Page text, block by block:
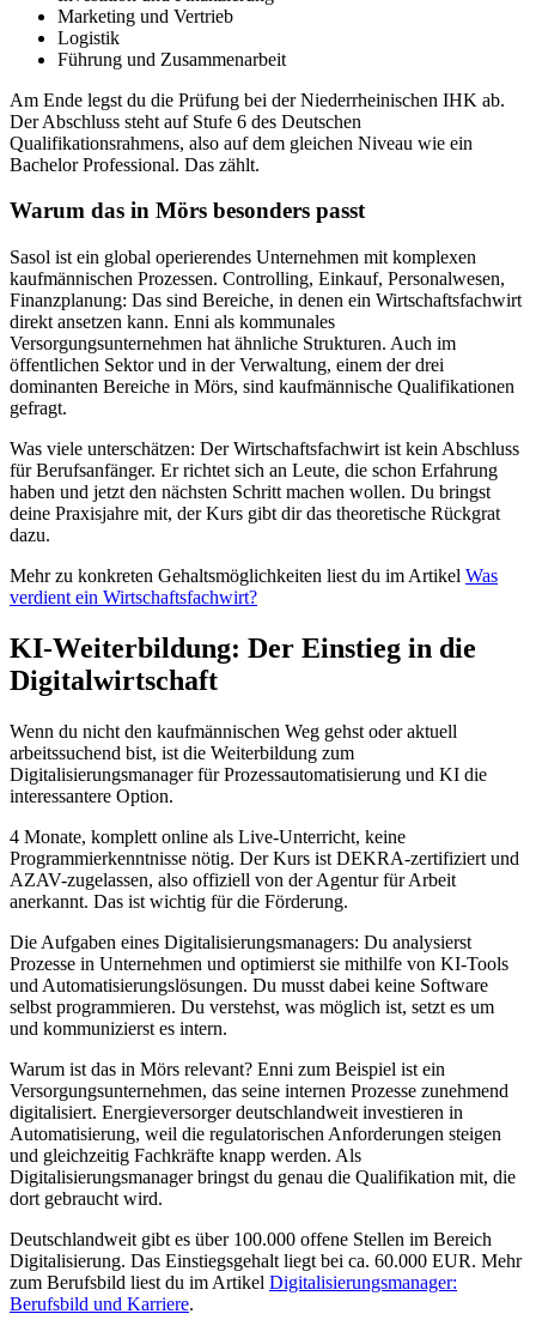
Marketing und Vertrieb
Logistik
Führung und Zusammenarbeit
Am Ende legst du die Prüfung bei der Niederrheinischen IHK ab.
Der Abschluss steht auf Stufe 6 des Deutschen
Qualifikationsrahmens, also auf dem gleichen Niveau wie ein
Bachelor Professional. Das zählt.
Warum das in Mörs besonders passt
Sasol ist ein global operierendes Unternehmen mit komplexen
kaufmännischen Prozessen. Controlling, Einkauf, Personalwesen,
Finanzplanung: Das sind Bereiche, in denen ein Wirtschaftsfachwirt
direkt ansetzen kann. Enni als kommunales
Versorgungsunternehmen hat ähnliche Strukturen. Auch im
öffentlichen Sektor und in der Verwaltung, einem der drei
dominanten Bereiche in Mörs, sind kaufmännische Qualifikationen
gefragt.
Was viele unterschätzen: Der Wirtschaftsfachwirt ist kein Abschluss
für Berufsanfänger. Er richtet sich an Leute, die schon Erfahrung
haben und jetzt den nächsten Schritt machen wollen. Du bringst
deine Praxisjahre mit, der Kurs gibt dir das theoretische Rückgrat
dazu.
Mehr zu konkreten Gehaltsmöglichkeiten liest du im Artikel Was
verdient ein Wirtschaftsfachwirt?
KI-Weiterbildung: Der Einstieg in die
Digitalwirtschaft
Wenn du nicht den kaufmännischen Weg gehst oder aktuell
arbeitssuchend bist, ist die Weiterbildung zum
Digitalisierungsmanager für Prozessautomatisierung und KI die
interessantere Option.
4 Monate, komplett online als Live-Unterricht, keine
Programmierkenntnisse nötig. Der Kurs ist DEKRA-zertifiziert und
AZAV-zugelassen, also offiziell von der Agentur für Arbeit
anerkannt. Das ist wichtig für die Förderung.
Die Aufgaben eines Digitalisierungsmanagers: Du analysierst
Prozesse in Unternehmen und optimierst sie mithilfe von KI-Tools
und Automatisierungslösungen. Du musst dabei keine Software
selbst programmieren. Du verstehst, was möglich ist, setzt es um
und kommunizierst es intern.
Warum ist das in Mörs relevant? Enni zum Beispiel ist ein
Versorgungsunternehmen, das seine internen Prozesse zunehmend
digitalisiert. Energieversorger deutschlandweit investieren in
Automatisierung, weil die regulatorischen Anforderungen steigen
und gleichzeitig Fachkräfte knapp werden. Als
Digitalisierungsmanager bringst du genau die Qualifikation mit, die
dort gebraucht wird.
Deutschlandweit gibt es über 100.000 offene Stellen im Bereich
Digitalisierung. Das Einstiegsgehalt liegt bei ca. 60.000 EUR. Mehr
zum Berufsbild liest du im Artikel Digitalisierungsmanager:
Berufsbild und Karriere.